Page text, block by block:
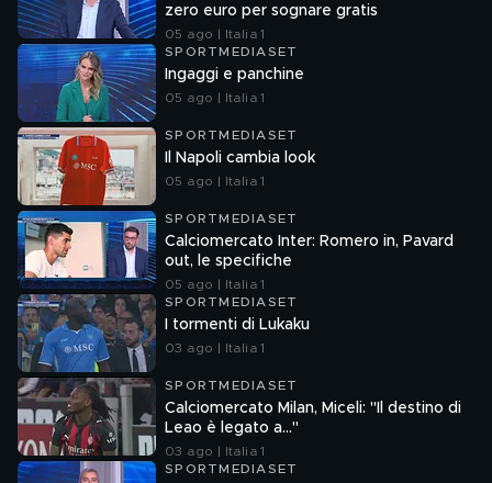
zero euro per sognare gratis
05 ago | Italia 1
SPORTMEDIASET
Ingaggi e panchine
05 ago | Italia 1
SPORTMEDIASET
Il Napoli cambia look
05 ago | Italia 1
SPORTMEDIASET
Calciomercato Inter: Romero in, Pavard
out, le specifiche
05 ago | Italia 1
SPORTMEDIASET
I tormenti di Lukaku
03 ago | Italia 1
SPORTMEDIASET
Calciomercato Milan, Miceli: "Il destino di
Leao è legato a..."
03 ago | Italia 1
SPORTMEDIASET